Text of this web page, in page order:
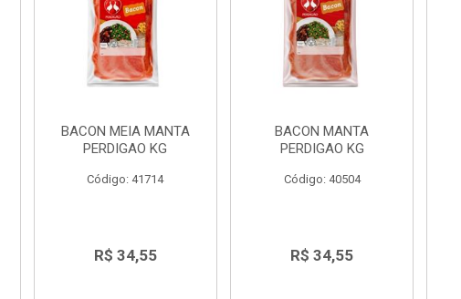
BACON MEIA MANTA
PERDIGAO KG
Código: 41714
R$ 34,55
BACON MANTA
PERDIGAO KG
Código: 40504
R$ 34,55